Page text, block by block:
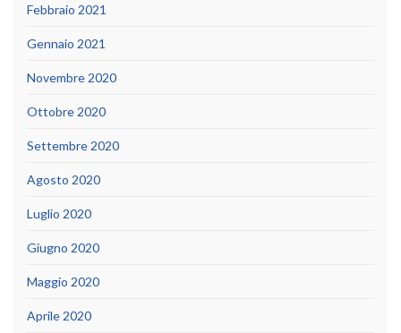
Febbraio 2021
Gennaio 2021
Novembre 2020
Ottobre 2020
Settembre 2020
Agosto 2020
Luglio 2020
Giugno 2020
Maggio 2020
Aprile 2020